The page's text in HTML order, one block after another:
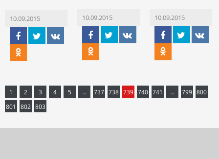
10.09.2015 10.09.2015 10.09.2015
1 2 3 4 5 ... 737 738 739 740 741 ... 799 800
801
802 803